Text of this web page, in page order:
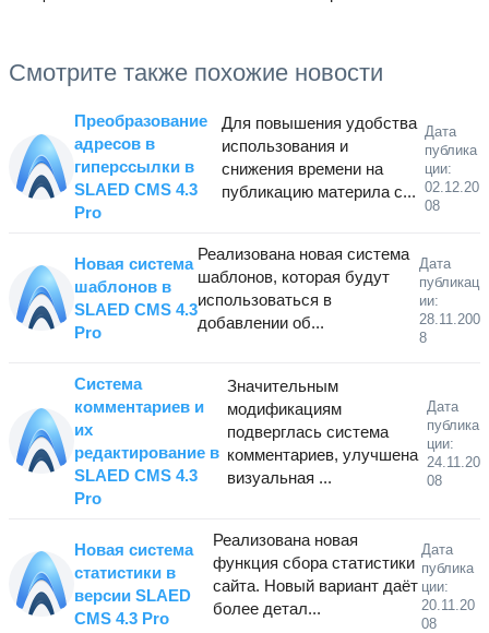
Смотрите также похожие новости
Преобразование
адресов в
гиперссылки в
SLAED CMS 4.3
Pro
Для повышения удобства
использования и
снижения времени на
публикацию материла с...
Дата
публика
ции:
02.12.20
08
Новая система
шаблонов в
SLAED CMS 4.3
Pro
Реализована новая система
шаблонов, которая будут
использоваться в
добавлении об...
Дата
публикац
ии:
28.11.200
8
Система
комментариев и
их
редактирование в
SLAED CMS 4.3
Pro
Значительным
модификациям
подверглась система
комментариев, улучшена
визуальная ...
Дата
публика
ции:
24.11.20
08
Новая система
статистики в
версии SLAED
CMS 4.3 Pro
Реализована новая
функция сбора статистики
сайта. Новый вариант даёт
более детал...
Дата
публика
ции:
20.11.20
08